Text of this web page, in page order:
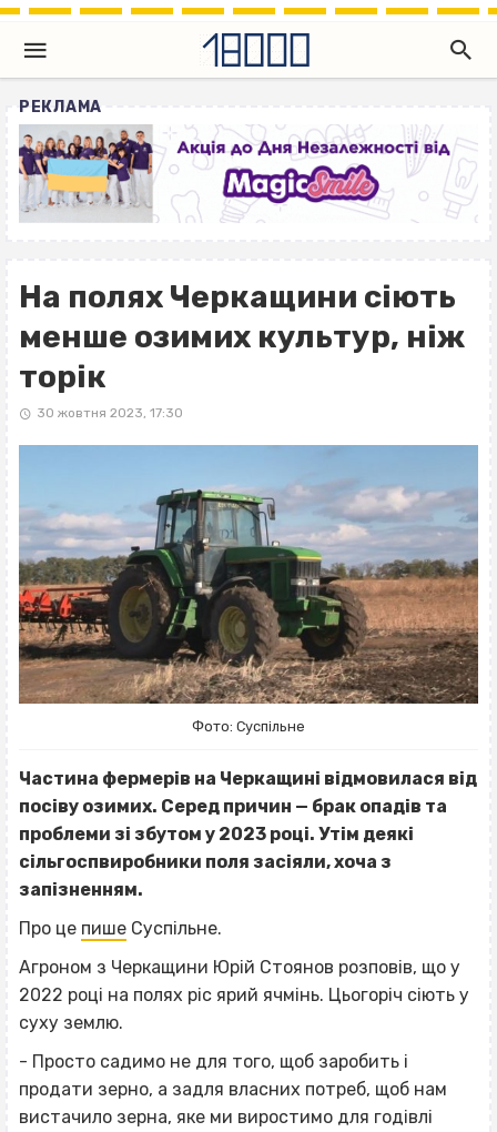
РЕКЛАМА
На полях Черкащини сіють
менше озимих культур, ніж
торік
30 жовтня 2023, 17:30
Фото: Суспільне
Частина фермерів на Черкащині відмовилася від
посіву озимих. Серед причин — брак опадів та
проблеми зі збутом у 2023 році. Утім деякі
сільгоспвиробники поля засіяли, хоча з
запізненням.
Про це пише Суспільне.
Агроном з Черкащини Юрій Стоянов розповів, що у
2022 році на полях ріс ярий ячмінь. Цьогоріч сіють у
суху землю.
- Просто садимо не для того, щоб заробить і
продати зерно, а задля власних потреб, щоб нам
вистачило зерна, яке ми виростимо для годівлі